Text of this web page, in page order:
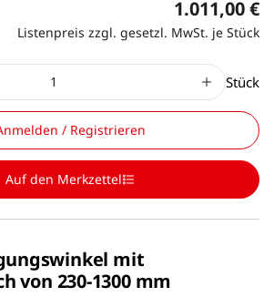
1.011,00 €
Listenpreis zzgl. gesetzl. MwSt. je Stück
Stück
/ Registrieren
Auf den Merkzettel
mit
von 230-1300 mm